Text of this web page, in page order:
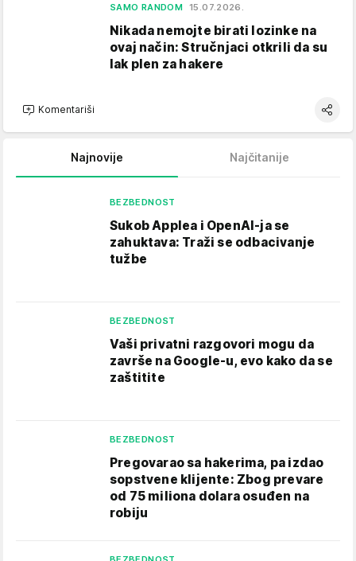
SAMO RANDOM 15.07.2026.
Nikada nemojte birati lozinke na
ovaj način: Stručnjaci otkrili da su
lak plen za hakere
Komentariši
Najnovije Najčitanije
BEZBEDNOST
Sukob Applea i OpenAI-ja se
zahuktava: Traži se odbacivanje
tužbe
BEZBEDNOST
Vaši privatni razgovori mogu da
završe na Google-u, evo kako da se
zaštitite
BEZBEDNOST
Pregovarao sa hakerima, pa izdao
sopstvene klijente: Zbog prevare
od 75 miliona dolara osuđen na
robiju